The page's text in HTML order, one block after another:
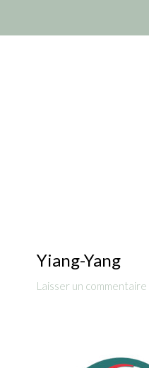
Yiang-Yang
Laisser un commentaire